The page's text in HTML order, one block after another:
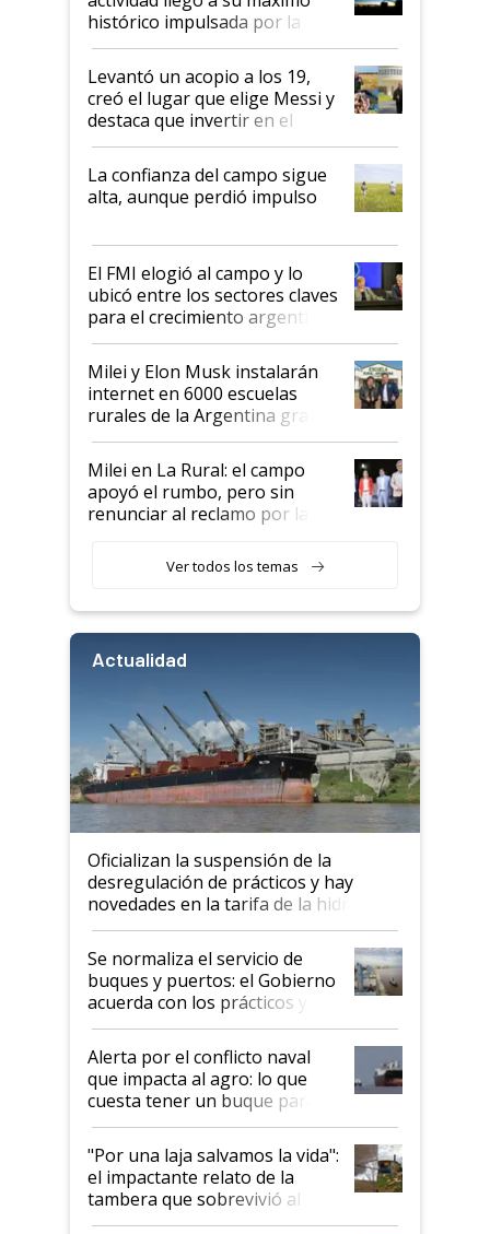
récord
histórico impulsada por la
cosecha y las exportaciones
Levantó un acopio a los 19,
creó el lugar que elige Messi y
destaca que invertir en el
kirchnerismo era como "darle
plata a un hijo para droga":
Juan Félix Rossetti, el libertario
que de una dura crisis salió
de Milei
La confianza del campo sigue
alta, aunque perdió impulso
El FMI elogió al campo y lo
ubicó entre los sectores claves
para el crecimiento argentino
Milei y Elon Musk instalarán
internet en 6000 escuelas
rurales de la Argentina gracias
a un acuerdo con Starlink
Milei en La Rural: el campo
apoyó el rumbo, pero sin
renunciar al reclamo por las
Ver todos los temas
Actualidad
Oficializan la suspensión de la
desregulación de prácticos y hay
novedades en la tarifa de la hidrovía
Se normaliza el servicio de
buques y puertos: el Gobierno
acuerda con los prácticos y
suspende el decreto de
desregulación
Alerta por el conflicto naval
que impacta al agro: lo que
cuesta tener un buque parado
y el peligro de que Argentina
pase a ser "país sucio"
"Por una laja salvamos la vida":
el impactante relato de la
tambera que sobrevivió al
tornado